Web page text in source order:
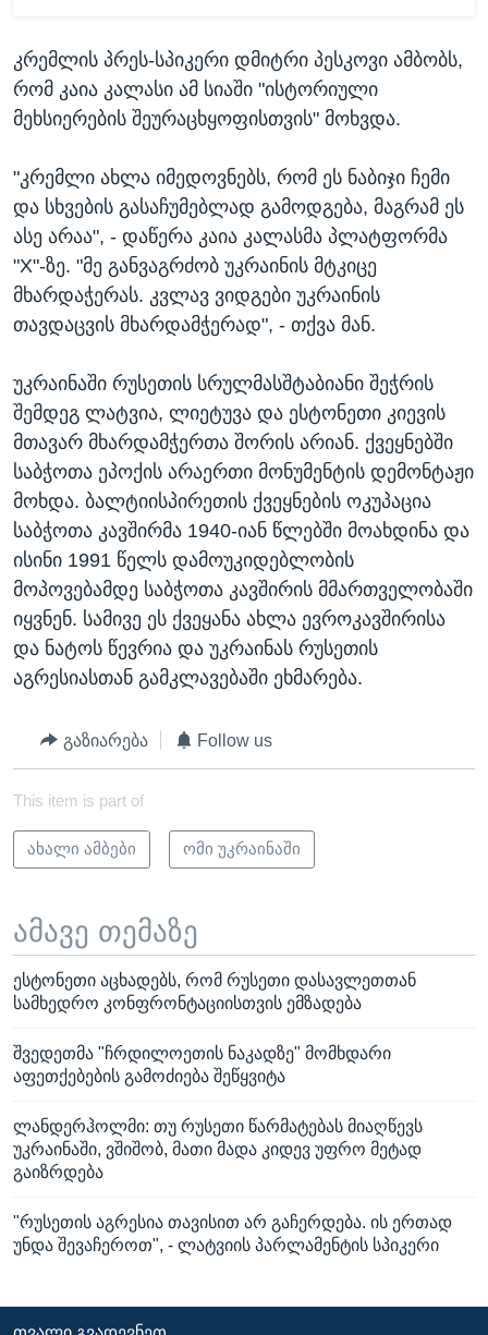
კრემლის პრეს-სპიკერი დმიტრი პესკოვი ამბობს,
რომ კაია კალასი ამ სიაში "ისტორიული
მეხსიერების შეურაცხყოფისთვის" მოხვდა.
"კრემლი ახლა იმედოვნებს, რომ ეს ნაბიჯი ჩემი
და სხვების გასაჩუმებლად გამოდგება, მაგრამ ეს
ასე არაა", - დაწერა კაია კალასმა პლატფორმა
"X"-ზე. "მე განვაგრძობ უკრაინის მტკიცე
მხარდაჭერას. კვლავ ვიდგები უკრაინის
თავდაცვის მხარდამჭერად", - თქვა მან.
უკრაინაში რუსეთის სრულმასშტაბიანი შეჭრის
შემდეგ ლატვია, ლიეტუვა და ესტონეთი კიევის
მთავარ მხარდამჭერთა შორის არიან. ქვეყნებში
საბჭოთა ეპოქის არაერთი მონუმენტის დემონტაჟი
მოხდა. ბალტიისპირეთის ქვეყნების ოკუპაცია
საბჭოთა კავშირმა 1940-იან წლებში მოახდინა და
ისინი 1991 წელს დამოუკიდებლობის
მოპოვებამდე საბჭოთა კავშირის მმართველობაში
იყვნენ. სამივე ეს ქვეყანა ახლა ევროკავშირისა
და ნატოს წევრია და უკრაინას რუსეთის
აგრესიასთან გამკლავებაში ეხმარება.
გაზიარება Follow us
This item is part of
ახალი ამბები ომი უკრაინაში
ამავე თემაზე
ესტონეთი აცხადებს, რომ რუსეთი დასავლეთთან
სამხედრო კონფრონტაციისთვის ემზადება
შვედეთმა "ჩრდილოეთის ნაკადზე" მომხდარი
აფეთქებების გამოძიება შეწყვიტა
ლანდერჰოლმი: თუ რუსეთი წარმატებას მიაღწევს
უკრაინაში, ვშიშობ, მათი მადა კიდევ უფრო მეტად
გაიზრდება
"რუსეთის აგრესია თავისით არ გაჩერდება. ის ერთად
უნდა შევაჩეროთ", - ლატვიის პარლამენტის სპიკერი